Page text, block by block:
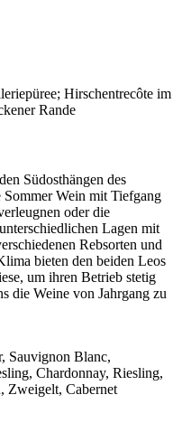
Hirschentrecôte im
Rande
Südosthängen des
Wein mit Tiefgang
oder die
Lagen mit
Rebsorten und
bieten den beiden Leos
um ihren Betrieb stetig
die Weine von Jahrgang zu
Sauvignon Blanc,
Chardonnay, Riesling,
Zweigelt, Cabernet